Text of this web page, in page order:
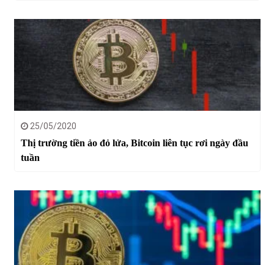
25/05/2020
Thị trường tiền ảo đỏ lửa, Bitcoin liên tục rơi ngày đầu
tuần